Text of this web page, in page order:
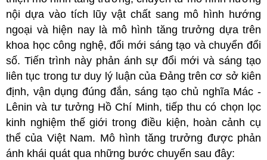
nội dựa vào tích lũy vật chất sang mô hình hướng
ngoại và hiện nay là mô hình tăng trưởng dựa trên
khoa học công nghệ, đổi mới sáng tạo và chuyển đổi
số. Tiến trình này phản ánh sự đổi mới và sáng tạo
liên tục trong tư duy lý luận của Đảng trên cơ sở kiên
định, vận dụng đúng đắn, sáng tạo chủ nghĩa Mác -
Lênin và tư tưởng Hồ Chí Minh, tiếp thu có chọn lọc
kinh nghiệm thế giới trong điều kiện, hoàn cảnh cụ
thể của Việt Nam. Mô hình tăng trưởng được phản
ánh khái quát qua những bước chuyển sau đây: